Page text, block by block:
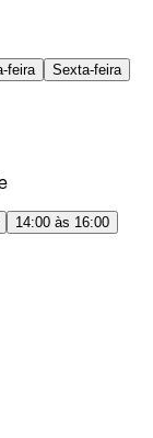
feira
Sexta-feira
14:00 às 16:00